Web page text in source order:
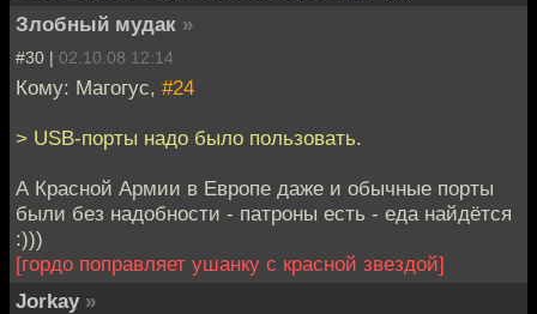
Злобный мудак »
#30 | 02.10.08 12:14
Кому: Магогус, #24
> USB-порты надо было пользовать.
А Красной Армии в Европе даже и обычные порты
были без надобности - патроны есть - еда найдётся
:)))
[гордо поправляет ушанку с красной звездой]
Jorkay »